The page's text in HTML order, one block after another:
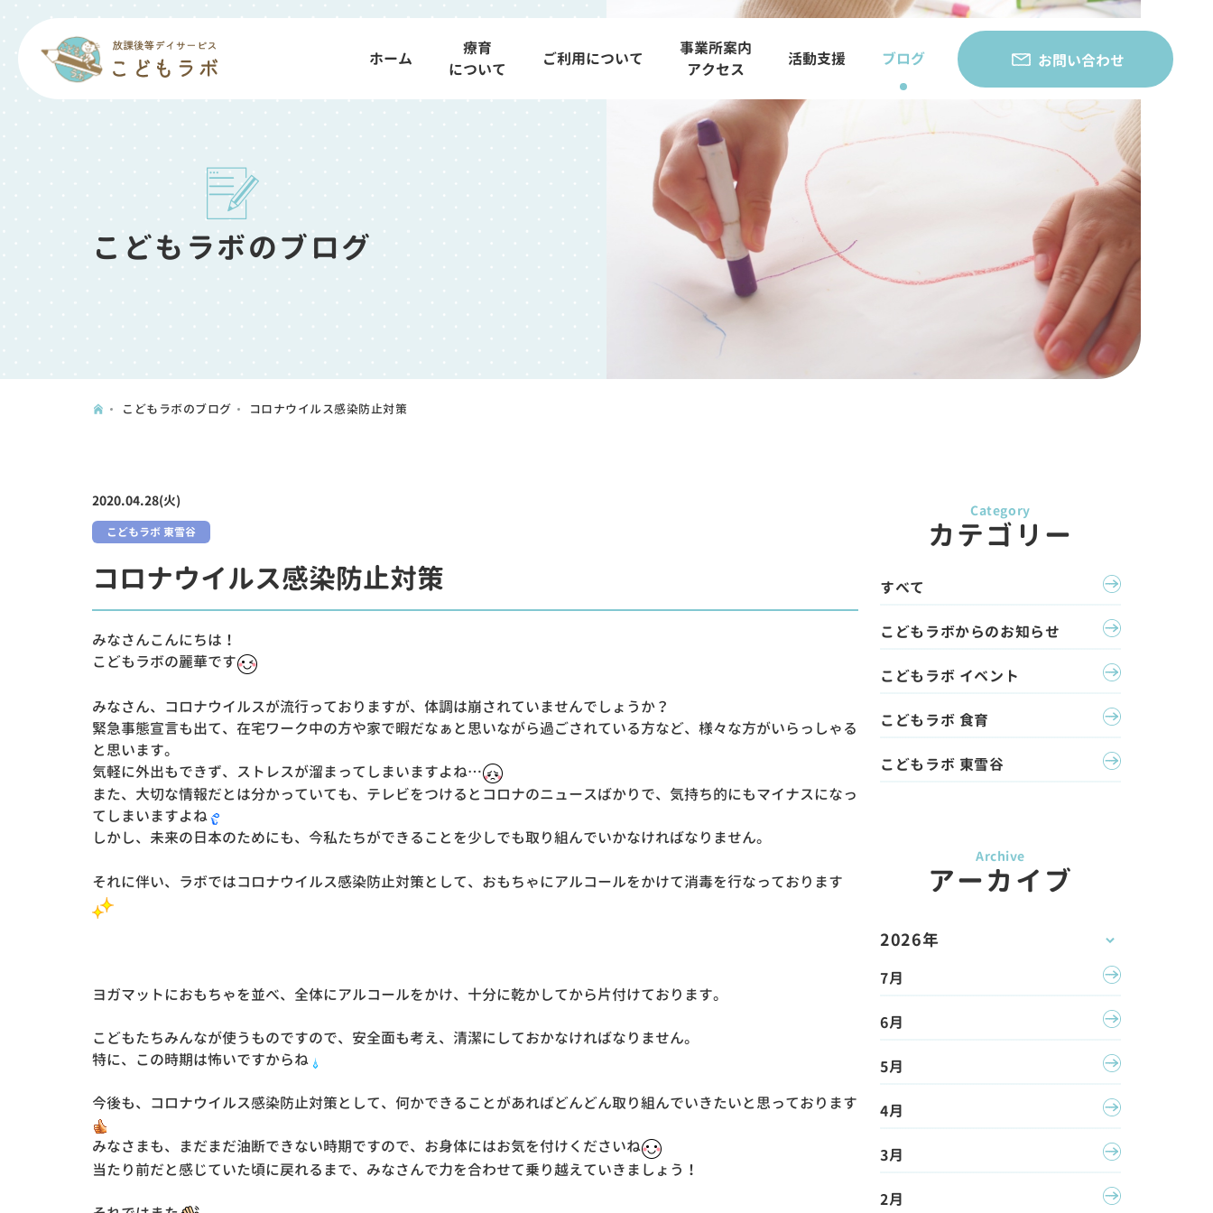
ホーム
療育
について
ご利用について
事業所案内
アクセス
活動支援 ブログ お問い合わせ
こどもラボのブログ
こどもラボのブログ コロナウイルス感染防止対策
2020.04.28(火)
こどもラボ 東雪谷
コロナウイルス感染防止対策
みなさんこんにちは！
こどもラボの麗華です
みなさん、コロナウイルスが流行っておりますが、体調は崩されていませんでしょうか？
緊急事態宣言も出て、在宅ワーク中の方や家で暇だなぁと思いながら過ごされている方など、様々な方がいらっしゃる
と思います。
気軽に外出もできず、ストレスが溜まってしまいますよね…
また、大切な情報だとは分かっていても、テレビをつけるとコロナのニュースばかりで、気持ち的にもマイナスになっ
てしまいますよね
しかし、未来の日本のためにも、今私たちができることを少しでも取り組んでいかなければなりません。
それに伴い、ラボではコロナウイルス感染防止対策として、おもちゃにアルコールをかけて消毒を行なっております
ヨガマットにおもちゃを並べ、全体にアルコールをかけ、十分に乾かしてから片付けております。
こどもたちみんなが使うものですので、安全面も考え、清潔にしておかなければなりません。
特に、この時期は怖いですからね
今後も、コロナウイルス感染防止対策として、何かできることがあればどんどん取り組んでいきたいと思っております
みなさまも、まだまだ油断できない時期ですので、お身体にはお気を付けくださいね
当たり前だと感じていた頃に戻れるまで、みなさんで力を合わせて乗り越えていきましょう！
カテゴリー
すべて
こどもラボからのお知らせ
こどもラボ イベント
こどもラボ 食育
こどもラボ 東雪谷
アーカイブ
2026年
7月
6月
5月
4月
3月
2月